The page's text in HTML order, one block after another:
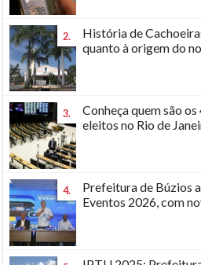
2.
História de
quanto à origem do
3.
Conheça quem são
eleitos no Rio de
4.
Prefeitura de Búzios
Eventos 2026, com